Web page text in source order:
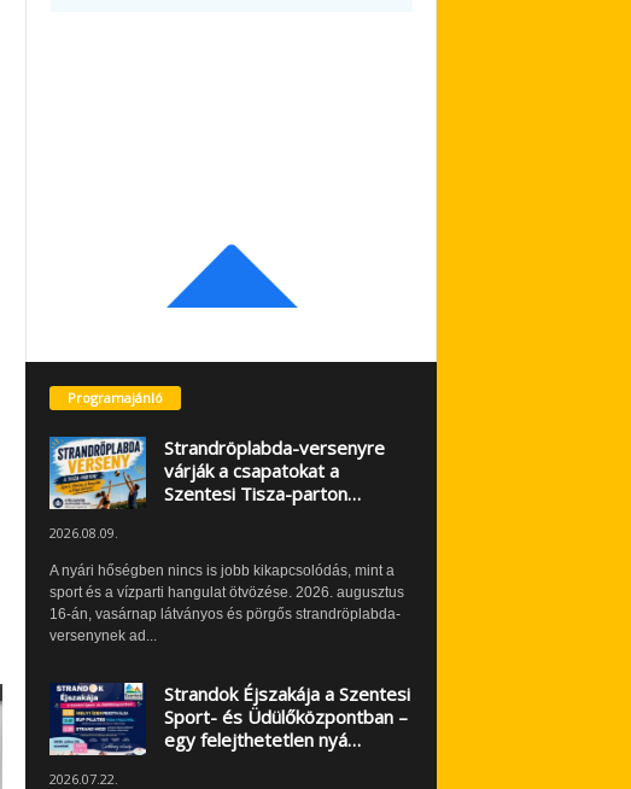
Programajánló
Strandröplabda-versenyre
várják a csapatokat a
Szentesi Tisza-parton…
2026.08.09.
A nyári hőségben nincs is jobb kikapcsolódás, mint a
sport és a vízparti hangulat ötvözése. 2026. augusztus
16-án, vasárnap látványos és pörgős strandröplabda-
versenynek ad...
Strandok Éjszakája a Szentesi
Sport- és Üdülőközpontban –
egy felejthetetlen nyá…
2026.07.22.